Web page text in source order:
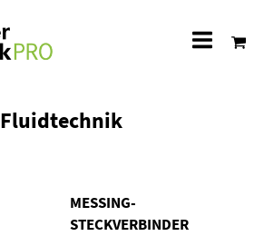
Fluidtechnik
MESSING-
STECKVERBINDER